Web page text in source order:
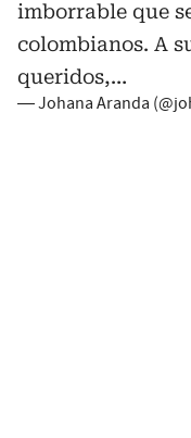
imborrable que
colombianos. A
queridos,…
— Johana Aranda